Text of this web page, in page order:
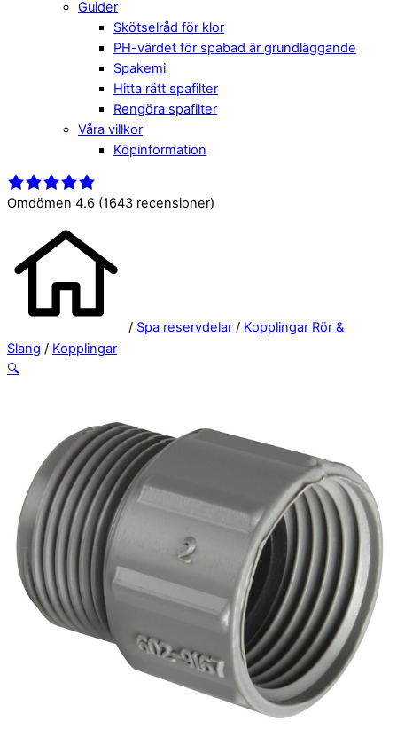
Guider
Skötselråd för klor
PH-värdet för spabad är grundläggande
Spakemi
Hitta rätt spafilter
Rengöra spafilter
Våra villkor
Köpinformation
Close
Menu
Menu
Omdömen 4.6 (1643 recensioner)
/ Spa reservdelar / Kopplingar Rör &
Slang / Kopplingar
🔍